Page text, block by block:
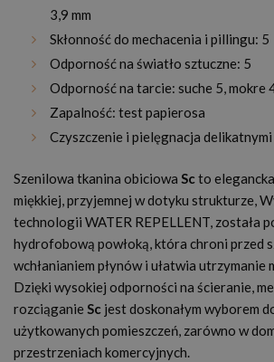
3,9 mm
Skłonność do mechacenia i pillingu: 5
Odporność na światło sztuczne: 5
Odporność na tarcie: suche 5, mokre
Zapalność: test papierosa
Czyszczenie i pielęgnacja
Szenilowa tkanina obiciowa Scto
miękkiej, przyjemnej w dotyku strukturze,
technologii WATER REPELLENT, została
hydrofobową powłoką, która chroni przed
wchłanianiem płynów i ułatwia utrzymanie
Dzięki wysokiej odporności na ścieranie,
rozciąganie Sc jest doskonałym wyborem
użytkowanych pomieszczeń, zarówno w
przestrzeniach komercyjnych.